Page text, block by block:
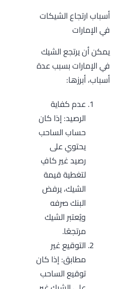
أسباب ارتجاع الشيكات
في الإمارات
يمكن أن يرتجع الشيك
في الإمارات بسبب عدة
أسباب، أبرزها:
عدم كفاية
الرصيد: إذا كان
حساب الساحب
يحتوي على
رصيد غير كافٍ
لتغطية قيمة
الشيك، يرفض
البنك صرفه
ويُعتبر الشيك
مرتجعًا.
التوقيع غير
مطابق: إذا كان
توقيع الساحب